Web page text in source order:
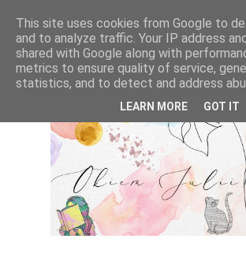
This site uses cookies from Google to
and to analyze traffic. Your IP address
shared with Google along with
metrics to ensure quality of service,
statistics, and to detect and address
LEARN MORE GOT IT